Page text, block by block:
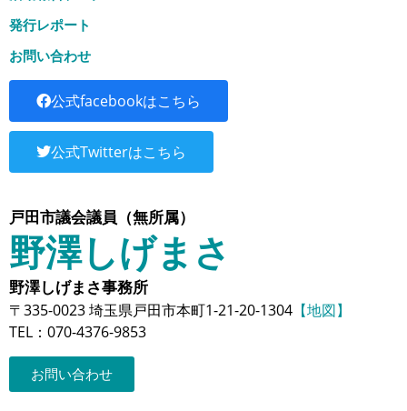
発行レポート
お問い合わせ
公式facebookはこちら
公式Twitterはこちら
戸田市議会議員（無所属）
野澤しげまさ
野澤しげまさ事務所
〒335-0023 埼玉県戸田市本町1-21-20-1304 【地図】
TEL：070-4376-9853
お問い合わせ